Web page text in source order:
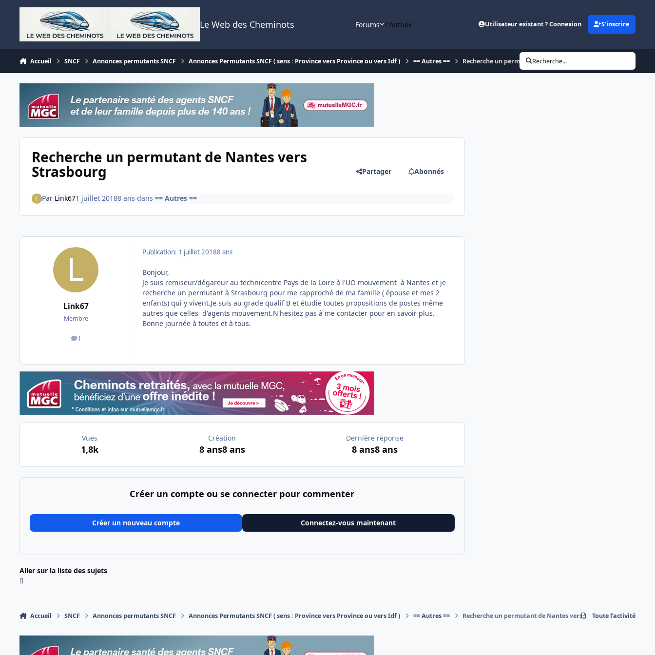
Aller au contenu
Le Web des Cheminots Forums Chatbox Utilisateur existant ? Connexion S’inscrire
Accueil SNCF Annonces permutants SNCF Annonces Permutants SNCF ( sens : Province vers Province ou vers Idf ) == Autres == Recherche un permutant de Nantes vers Strasbourg
Recherche...
Recherche un permutant de Nantes vers
Strasbourg Partager Abonnés
Par Link671 juillet 20188 ans dans == Autres ==
Link67
Membre
1
messages
Publication: 1 juillet 20188 ans
Bonjour,
Je suis remiseur/dégareur au technicentre Pays de la Loire à l'UO mouvement à Nantes et je
recherche un permutant à Strasbourg pour me rapproché de ma famille ( épouse et mes 2
enfants) qui y vivent.Je suis au grade qualif B et étudie toutes propositions de postes même
autres que celles d'agents mouvement.N'hesitez pas à me contacter pour en savoir plus.
Bonne journée à toutes et à tous.
Vues
1,8k
Création
8 ans8 ans
Dernière réponse
8 ans8 ans
Créer un compte ou se connecter pour commenter
Créer un nouveau compte Connectez-vous maintenant
Aller sur la liste des sujets
Accueil SNCF Annonces permutants SNCF Annonces Permutants SNCF ( sens : Province vers Province ou vers Idf ) == Autres == Recherche un permutant de Nantes vers Strasbourg
Toute l’activité